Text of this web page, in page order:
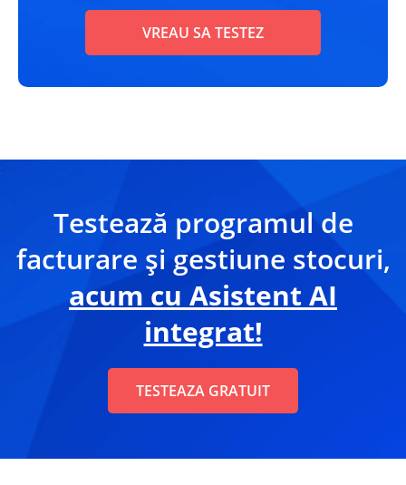
VREAU SA TESTEZ
Testează programul de
facturare și gestiune stocuri,
acum cu Asistent AI
integrat!
TESTEAZA GRATUIT